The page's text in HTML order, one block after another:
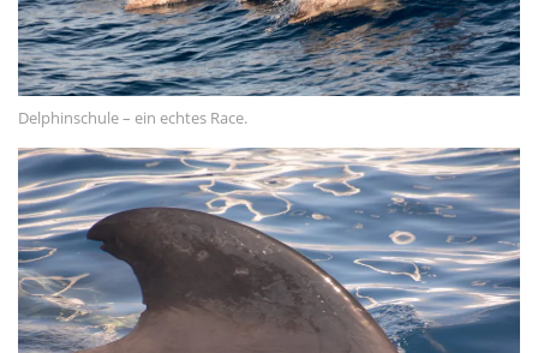
Delphinschule – ein echtes Race.